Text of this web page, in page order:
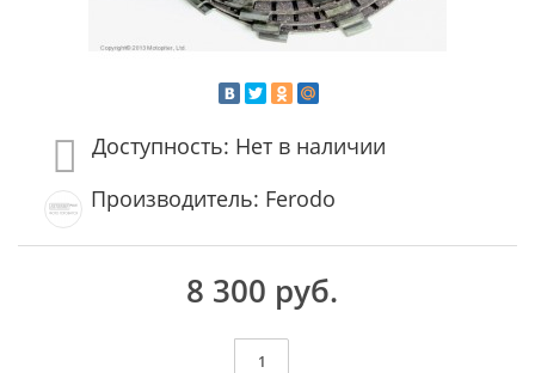
Доступность: Нет в наличии
Производитель: Ferodo
8 300 руб.